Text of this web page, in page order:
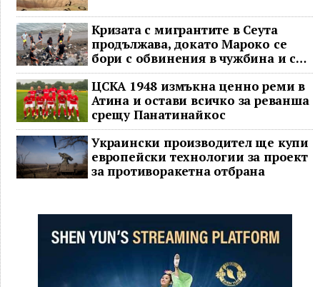
Кризата с мигрантите в Сеута
продължава, докато Мароко се
бори с обвинения в чужбина и с
гнева у дома
ЦСКА 1948 измъкна ценно реми в
Атина и остави всичко за реванша
срещу Панатинайкос
Украински производител ще купи
европейски технологии за проект
за противоракетна отбрана